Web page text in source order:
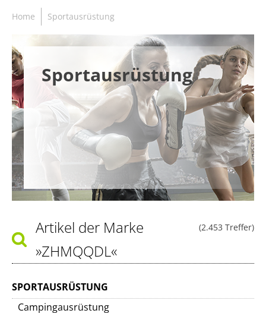
Home Sportausrüstung
Sportausrüstung
(2.453 Treffer)
Artikel der Marke
»ZHMQQDL«
SPORTAUSRÜSTUNG
Campingausrüstung